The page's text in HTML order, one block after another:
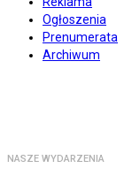
Ogłoszenia
Prenumerata
Archiwum
NASZE WYDARZENIA